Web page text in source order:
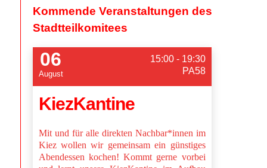
Kommende Veranstaltungen des
Stadtteilkomitees
06
August
15:00 - 19:30
PA58
KiezKantine
Mit und für alle direkten Nachbar*innen im
Kiez wollen wir gemeinsam ein günstiges
Abendessen kochen! Kommt gerne vorbei